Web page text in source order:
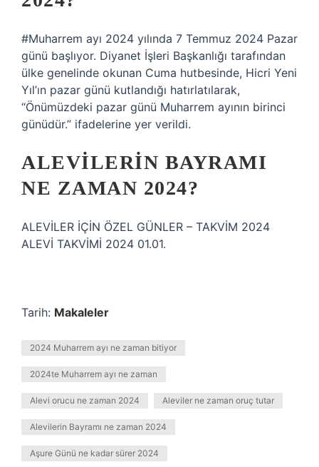
#Muharrem ayı 2024 yılında 7 Temmuz 2024 Pazar
günü başlıyor. Diyanet İşleri Başkanlığı tarafından
ülke genelinde okunan Cuma hutbesinde, Hicri Yeni
Yıl’ın pazar günü kutlandığı hatırlatılarak,
“Önümüzdeki pazar günü Muharrem ayının birinci
günüdür.” ifadelerine yer verildi.
ALEVILERIN BAYRAMI
NE ZAMAN 2024?
ALEVİLER İÇİN ÖZEL GÜNLER – TAKVİM 2024
ALEVİ TAKVİMİ 2024 01.01.
Tarih: Makaleler
2024 Muharrem ayı ne zaman bitiyor
2024te Muharrem ayı ne zaman
Alevi orucu ne zaman 2024 Aleviler ne zaman oruç tutar
Alevilerin Bayramı ne zaman 2024
Aşure Günü ne kadar sürer 2024